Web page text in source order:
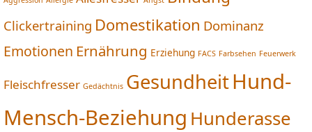
Clickertraining Domestikation Dominanz
Emotionen Ernährung Erziehung FACS Farbsehen Feuerwerk
Fleischfresser Gedächtnis GesundheitHund-
Mensch-Beziehung Hunderasse